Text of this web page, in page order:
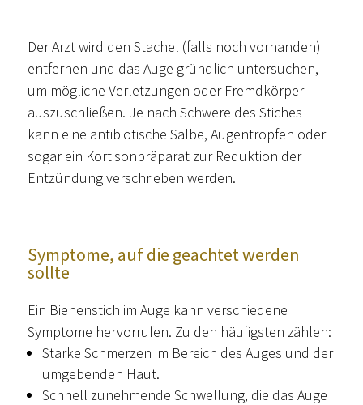
Der Arzt wird den Stachel (falls noch vorhanden)
entfernen und das Auge gründlich untersuchen,
um mögliche Verletzungen oder Fremdkörper
auszuschließen. Je nach Schwere des Stiches
kann eine antibiotische Salbe, Augentropfen oder
sogar ein Kortisonpräparat zur Reduktion der
Entzündung verschrieben werden.
Symptome, auf die geachtet werden
sollte
Ein Bienenstich im Auge kann verschiedene
Symptome hervorrufen. Zu den häufigsten zählen:
Starke Schmerzen im Bereich des Auges und der
umgebenden Haut.
Schnell zunehmende Schwellung, die das Auge